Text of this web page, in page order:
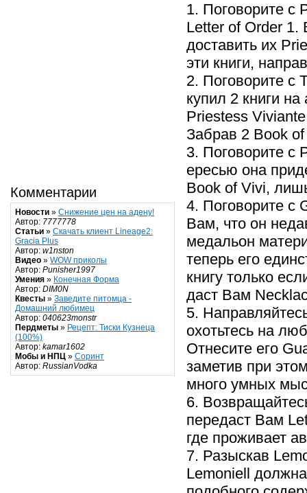
Комментарии
Новости » Снижение цен на адену!
Автор: 7777778
Статьи » Скачать клиент Lineage2:
Gracia Plus
Автор: w1nston
Видео » WOW приколы
Автор: Punisher1997
Умения » Конечная Форма
Автор: DIM0N
Квесты » Заведите питомца -
Домашний любимец
Автор: 040623monstr
Пердметы » Рецепт: Тиски Кузнеца
(100%)
Автор: kamar1602
Мобы и НПЦ » Соринт
Автор: RussianVodka
1. Поговорите с
Letter of Order 1.
доставить их
эти книги,
2. Поговорите с
купил 2 книги
Priestess
Забрав 2 Book
3. Поговорите с
ересью она
Book of Vivi,
4. Поговорите с
Вам, что он
медальон
теперь его
книгу только
даст Вам
5.
охотьтесь на
Отнесите его
заметив при
много умных
6.
передаст Вам
где проживает
7. Разыскав
Lemoniell